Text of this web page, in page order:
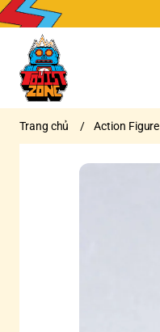
Trang chủ / Action Figure